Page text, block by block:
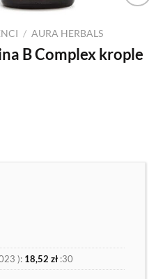
/ AURA HERBALS
B Complex krople
): 18,52 zł :30